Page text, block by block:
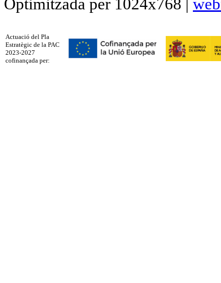
Optimitzada per 1024x768 |
Actuació del Pla
Estratègic de la PAC
2023-2027
cofinançada per: